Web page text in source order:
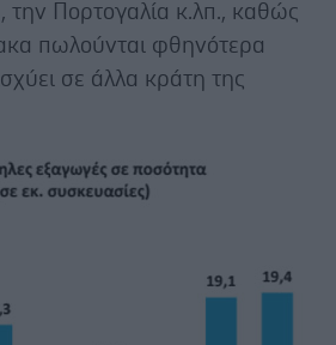
την Πορτογαλία κ.λπ., καθώς
πωλούνται φθηνότερα
σε άλλα κράτη της